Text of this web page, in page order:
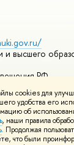
cookies для
удобства его
об
, наши правила
. Продолжая
что были
и высшего
РФ
mooc
онлайн-курсы
Адреса и контакты